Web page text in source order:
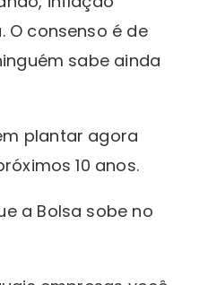
O consenso é de
sabe ainda
plantar agora
10 anos.
a Bolsa sobe no